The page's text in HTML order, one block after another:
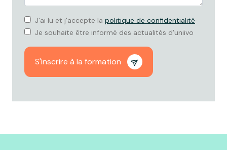
J'ai lu et j'accepte la politique de confidentialité
Je souhaite être informé des actualités d'uniivo
S'inscrire à la formation